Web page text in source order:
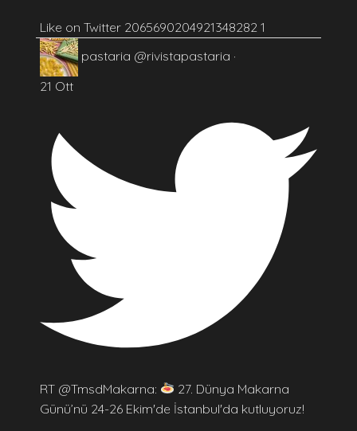
Like on Twitter 2065690204921348282 1
pastaria @rivistapastaria ·
21 Ott
RT @TmsdMakarna:
27. Dünya Makarna
Günü’nü 24-26 Ekim'de İstanbul'da kutluyoruz!